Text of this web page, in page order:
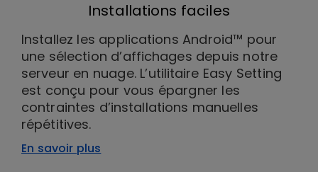
Installations faciles
Installez les applications Android™ pour
une sélection d’affichages depuis notre
serveur en nuage. L’utilitaire Easy Setting
est conçu pour vous épargner les
contraintes d’installations manuelles
répétitives.
En savoir plus